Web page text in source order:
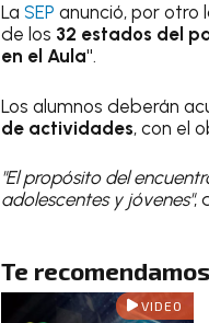
La SEP anunció, por otro
de los 32 estados del
en el Aula".
Los alumnos deberán
de actividades, con el
"El propósito del
adolescentes y jóvenes",
Te
VIDEO